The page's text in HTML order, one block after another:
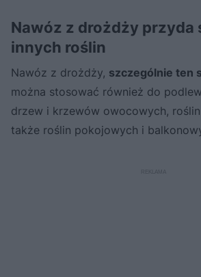
Nawóz z drożdży przyda
innych roślin
Nawóz z drożdży, szczególnie ten
można stosować również do
drzew i krzewów owocowych,
także roślin pokojowych i